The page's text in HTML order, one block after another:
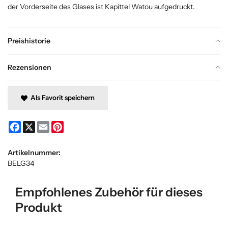
Preishistorie
Rezensionen
der Vorderseite des Glases ist Kapittel Watou aufgedruckt.
Als Favorit speichern
Facebook
X Email
Artikelnummer:
BELG34
Empfohlenes Zubehör für dieses
Produkt